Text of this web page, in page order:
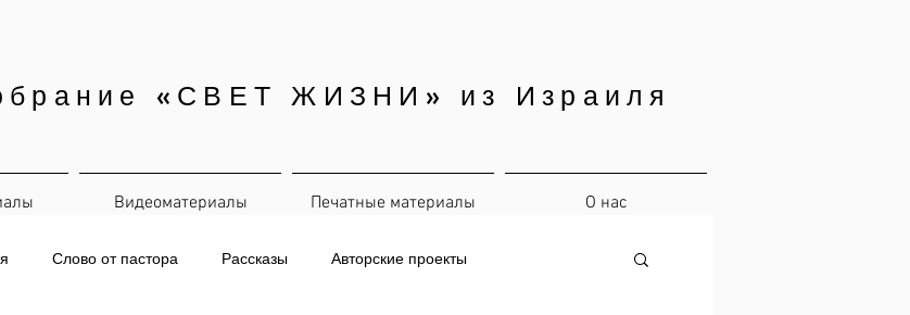
«СВЕТ ЖИЗНИ» из Израиля
Видеоматериалы Печатные материалы О нас
Слово от пастора Рассказы Авторские проекты